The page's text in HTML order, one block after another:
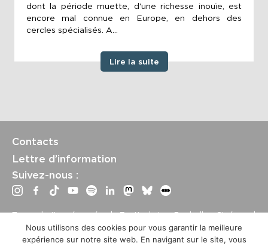
dont la période muette, d'une richesse inouïe, est
encore mal connue en Europe, en dehors des
cercles spécialisés. A...
Lire la suite
Contacts
Lettre d’information
Suivez-nous :
Tous droits réservés | Festival La Rochelle Cinéma |
International Film Festival – Mentions légales –Conditions
générales de vente
Nous utilisons des cookies pour vous garantir la meilleure
expérience sur notre site web. En navigant sur le site, vous